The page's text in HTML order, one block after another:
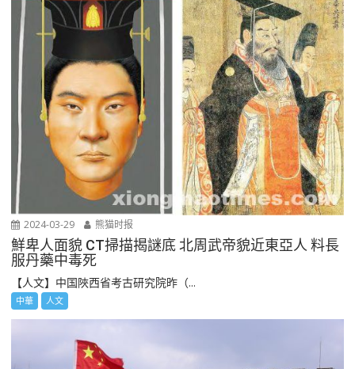
2024-03-29 熊猫时报
鮮卑人面貌 CT掃描揭謎底 北周武帝貌近東亞人 料長
服丹藥中毒死
【人文】中国陜西省考古研究院昨（...
中華 人文